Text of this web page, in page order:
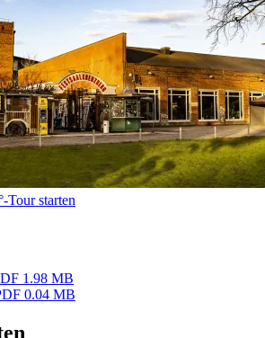
Tour starten
1.98 MB
0.04 MB